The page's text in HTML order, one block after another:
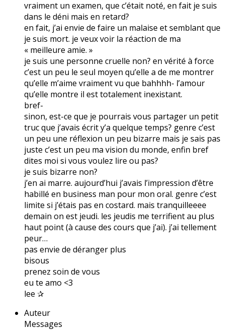
vraiment un examen, que c’était noté, en fait je suis
dans le déni mais en retard?
en fait, j’ai envie de faire un malaise et semblant que
je suis mort. je veux voir la réaction de ma
« meilleure amie. »
je suis une personne cruelle non? en vérité à force
c’est un peu le seul moyen qu’elle a de me montrer
qu’elle m’aime vraiment vu que bahhhh- l’amour
qu’elle montre il est totalement inexistant.
bref-
sinon, est-ce que je pourrais vous partager un petit
truc que j’avais écrit y’a quelque temps? genre c’est
un peu une réflexion un peu bizarre mais je sais pas
juste c’est un peu ma vision du monde, enfin bref
dites moi si vous voulez lire ou pas?
je suis bizarre non?
j’en ai marre. aujourd’hui j’avais l’impression d’être
habillé en business man pour mon oral. genre c’est
limite si j’étais pas en costard. mais tranquilleeee
demain on est jeudi. les jeudis me terrifient au plus
haut point (à cause des cours que j’ai). j’ai tellement
peur…
pas envie de déranger plus
bisous
prenez soin de vous
eu te amo <3
lee ✰
Auteur
Messages